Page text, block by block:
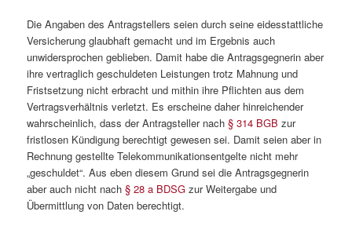
Die Angaben des Antragstellers seien durch seine eidesstattliche
Versicherung glaubhaft gemacht und im Ergebnis auch
unwidersprochen geblieben. Damit habe die Antragsgegnerin aber
ihre vertraglich geschuldeten Leistungen trotz Mahnung und
Fristsetzung nicht erbracht und mithin ihre Pflichten aus dem
Vertragsverhältnis verletzt. Es erscheine daher hinreichender
wahrscheinlich, dass der Antragsteller nach§ 314 BGB zur
fristlosen Kündigung berechtigt gewesen sei. Damit seien aber in
Rechnung gestellte Telekommunikationsentgelte nicht mehr
„geschuldet“. Aus eben diesem Grund sei die Antragsgegnerin
aber auch nicht nach§ 28 a BDSG zur Weitergabe und
Übermittlung von Daten berechtigt.